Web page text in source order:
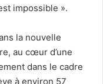
impossible ».
la nouvelle
au cœur d’une
dans le cadre
à environ 57